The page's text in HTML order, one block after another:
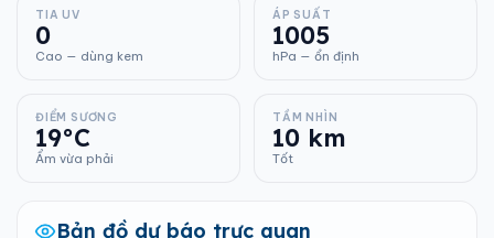
TIA UV
0
Cao — dùng kem
ÁP SUẤT
1005
hPa — ổn định
ĐIỂM SƯƠNG
19°C
Ẩm vừa phải
TẦM NHÌN
10 km
Tốt
Bản đồ dự báo trực quan